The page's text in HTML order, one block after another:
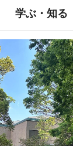
学ぶ・知る